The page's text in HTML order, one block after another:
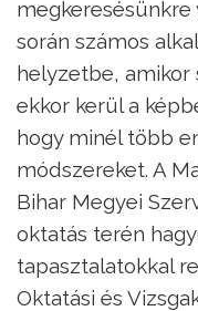
során számos
helyzetbe, amikor
ekkor kerül a
hogy minél több
módszereket. A
Bihar Megyei
oktatás terén
tapasztalatokkal
Oktatási és